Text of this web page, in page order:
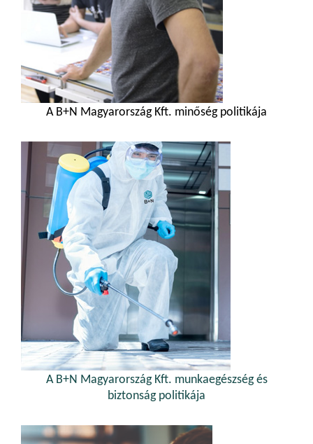
A B+N Magyarország Kft. minőség politikája
A B+N Magyarország Kft. munkaegészség és
biztonság politikája